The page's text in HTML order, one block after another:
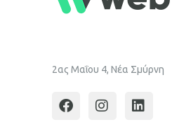
2ας Μαΐου 4, Νέα Σμύρνη